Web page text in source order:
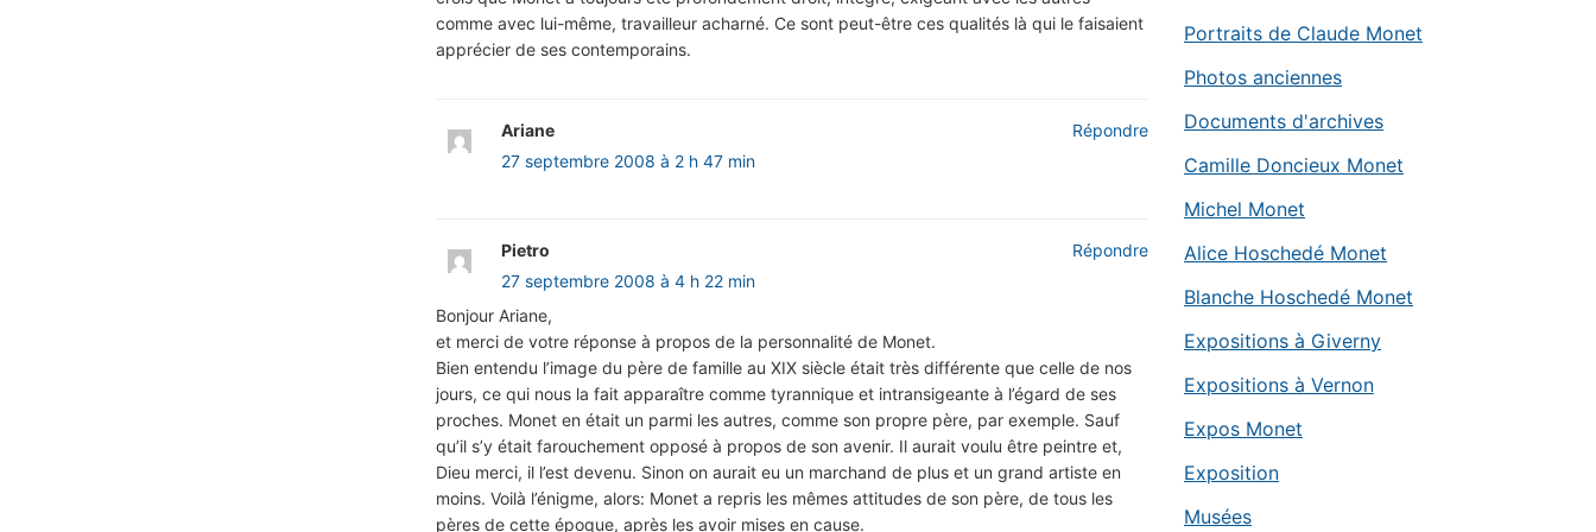
comme avec lui-même, travailleur acharné. Ce sont peut-être ces qualités là qui le faisaient
apprécier de ses contemporains.
Ariane
27 septembre 2008 à 2 h 47 min
Répondre
Pietro
27 septembre 2008 à 4 h 22 min
Bonjour Ariane,
et merci de votre réponse à propos de la personnalité de Monet.
Bien entendu l’image du père de famille au XIX siècle était très différente que celle de nos
jours, ce qui nous la fait apparaître comme tyrannique et intransigeante à l’égard de ses
proches. Monet en était un parmi les autres, comme son propre père, par exemple. Sauf
qu’il s’y était farouchement opposé à propos de son avenir. Il aurait voulu être peintre et,
Dieu merci, il l’est devenu. Sinon on aurait eu un marchand de plus et un grand artiste en
moins. Voilà l’énigme, alors: Monet a repris les mêmes attitudes de son père, de tous les
pères de cette époque, après les avoir mises en cause.
Répondre
Portraits de Claude Monet
Photos anciennes
Documents d'archives
Camille Doncieux Monet
Michel Monet
Alice Hoschedé Monet
Blanche Hoschedé Monet
Expositions à Giverny
Expositions à Vernon
Expos Monet
Exposition
Musées